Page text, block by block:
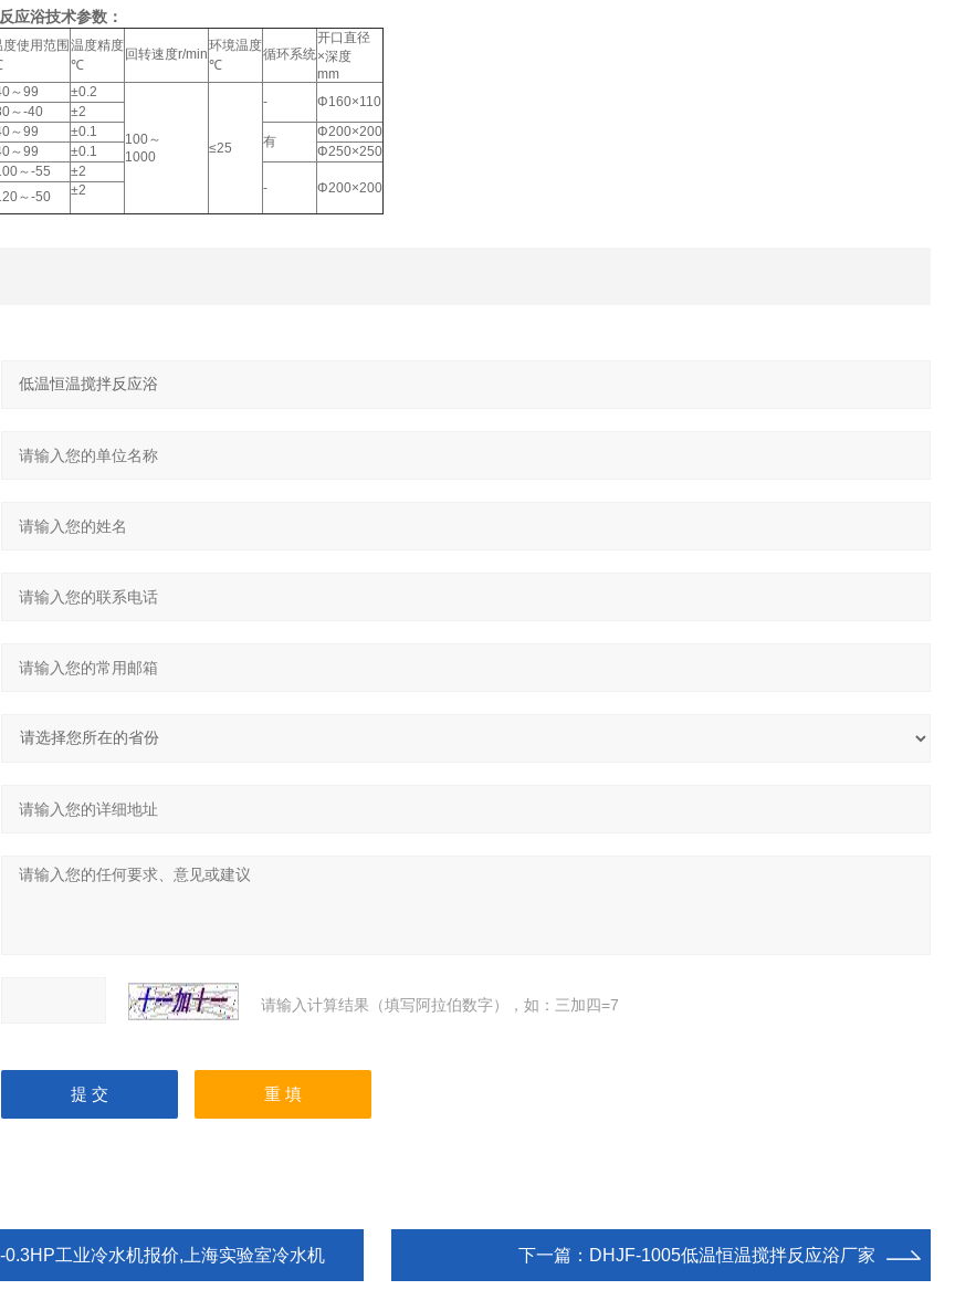
应浴技术参数：
度使用范围 温度精度
℃
回转速度r/min
环境温度
℃
循环系统
开口直径
×深度
mm
～99 ±0.2
100～
1000
≤25
- Φ160×110
～-40
±2
～99 ±0.1
有
Φ200×200
～99 ±0.1
Φ250×250
～-55
±2
-
Φ200×200
～-50 ±2
请输入计算结果（填写阿拉伯数字），如：三加四=7
0.3HP工业冷水机报价,上海实验室冷水机 下一篇： DHJF-1005低温恒温搅拌反应浴厂家